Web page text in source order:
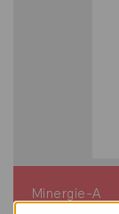
Minergie-A